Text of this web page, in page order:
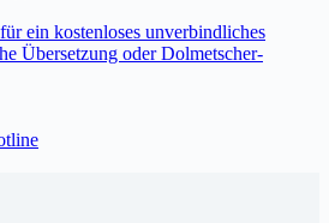
ein kostenloses unverbindliches
Übersetzung oder Dolmetscher-